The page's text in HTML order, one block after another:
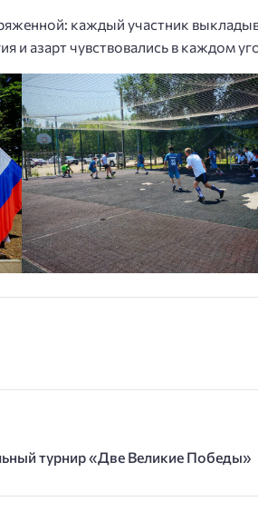
каждый участник
и азарт чувствовались в каждом
турнир «Две Великие Победы»